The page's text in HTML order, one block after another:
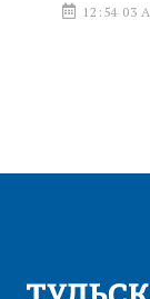
12:54 03